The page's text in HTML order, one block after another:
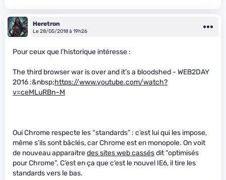
Heretron
Le 28/05/2018 à 19h26
Pour ceux que l’historique intéresse :
The third browser war is over and it’s a bloodshed - WEB2DAY
2016 :&nbsp;https://www.youtube.com/watch?
v=ceMLuRBn–M
Oui Chrome respecte les “standards” : c’est lui qui les impose,
même s’ils sont bâclés, car Chrome est en monopole. On voit
de nouveau apparaitredes sites web cassésdit “optimisés
pour Chrome”. C’est en ça que c’est le nouvel IE6, il tire les
standards vers le bas.